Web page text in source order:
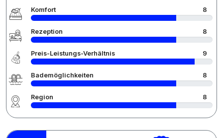
Komfort 8
Rezeption 8
Preis-Leistungs-Verhältnis 9
Bademöglichkeiten 8
Region 8